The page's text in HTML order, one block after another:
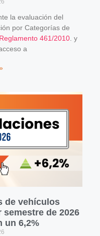
la evaluación del
por Categorías de
Reglamento 461/2010. y
a
de vehículos
de 2026
un 6,2%